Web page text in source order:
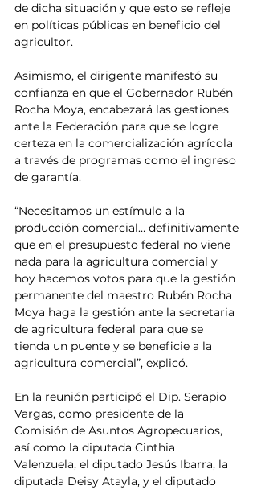
de dicha situación y que esto se refleje
en políticas públicas en beneficio del
agricultor.
Asimismo, el dirigente manifestó su
confianza en que el Gobernador Rubén
Rocha Moya, encabezará las gestiones
ante la Federación para que se logre
certeza en la comercialización agrícola
a través de programas como el ingreso
de garantía.
“Necesitamos un estímulo a la
producción comercial… definitivamente
que en el presupuesto federal no viene
nada para la agricultura comercial y
hoy hacemos votos para que la gestión
permanente del maestro Rubén Rocha
Moya haga la gestión ante la secretaria
de agricultura federal para que se
tienda un puente y se beneficie a la
agricultura comercial”, explicó.
En la reunión participó el Dip. Serapio
Vargas, como presidente de la
Comisión de Asuntos Agropecuarios,
así como la diputada Cinthia
Valenzuela, el diputado Jesús Ibarra, la
diputada Deisy Atayla, y el diputado